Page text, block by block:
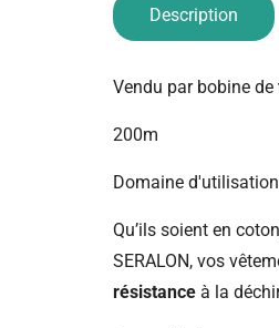
Description
Vendu par bobine de
200m
Domaine
Qu’ils soient en
SERALON, vos
résistance à la